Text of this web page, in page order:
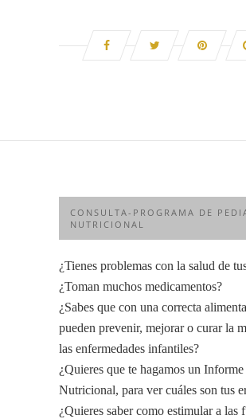
CONSULTA-PROGRAMA DE
NUTRICIONAL
¿Tienes problemas con la salud de
¿Toman muchos medicamentos?
¿Sabes que con una correcta
pueden prevenir, mejorar o curar la
las enfermedades infantiles?
¿Quieres que te hagamos un Informe
Nutricional, para ver cuáles son tus
¿Quieres saber como estimular a las